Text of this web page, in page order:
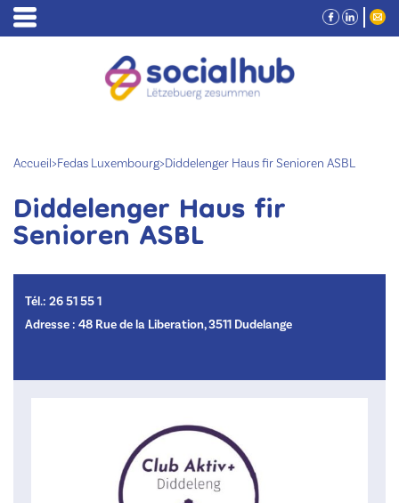
Accueil>Fedas Luxembourg>Diddelenger Haus fir Senioren ASBL
Diddelenger Haus fir
Senioren ASBL
Tél.: 26 51 55 1
Adresse : 48 Rue de la Liberation, 3511 Dudelange